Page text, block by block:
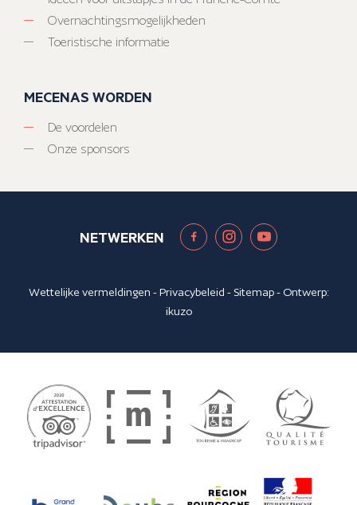
Overnachtingsmogelijkheden
Toeristische informatie
MECENAS WORDEN
De voordelen
Onze sponsors
NETWERKEN
Wettelijke vermeldingen -Privacybeleid - Sitemap- Ontwerp:
ikuzo